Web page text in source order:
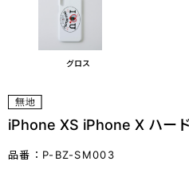
グロス
iPhone XS iPhone X ハー
品番：P-BZ-SM003